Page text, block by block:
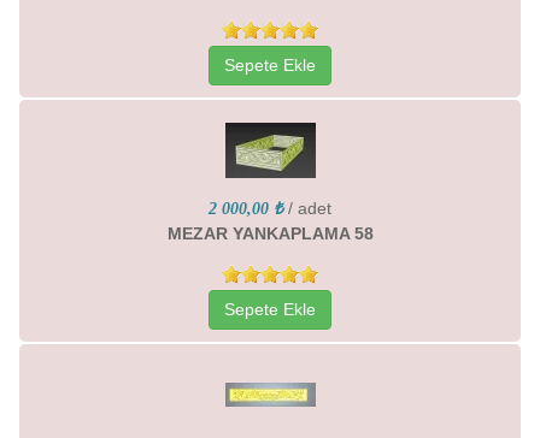
Sepete Ekle
2 000,00 ₺ / adet
MEZAR YANKAPLAMA 58
Sepete Ekle